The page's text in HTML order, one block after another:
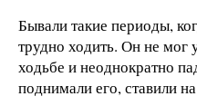
Бывали такие периоды,
трудно ходить. Он не мог
ходьбе и неоднократно
поднимали его, ставили